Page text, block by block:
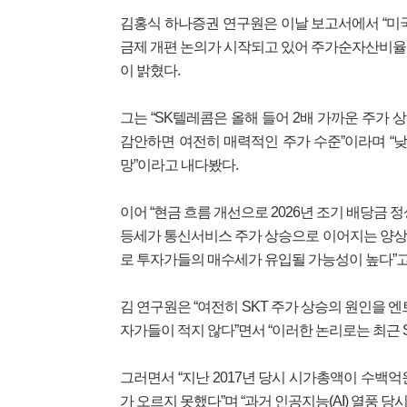
김홍식 하나증권 연구원은 이날 보고서에서 “
금제 개편 논의가 시작되고 있어 주가순자산비
이 밝혔다.
그는 “SK텔레콤은 올해 들어 2배 가까운 주가
감안하면 여전히 매력적인 주가 수준”이라며
망”이라고 내다봤다.
이어 “현금 흐름 개선으로 2026년 조기 배당금
등세가 통신서비스 주가 상승으로 이어지는 양
로 투자가들의 매수세가 유입될 가능성이 높다”
김 연구원은 “여전히 SKT 주가 상승의 원인을
자가들이 적지 않다”면서 “이러한 논리로는 최
그러면서 “지난 2017년 당시 시가총액이 수백
가 오르지 못했다”며 “과거 인공지능(AI) 열풍